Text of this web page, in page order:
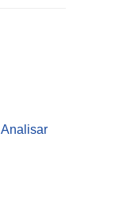
Analisar